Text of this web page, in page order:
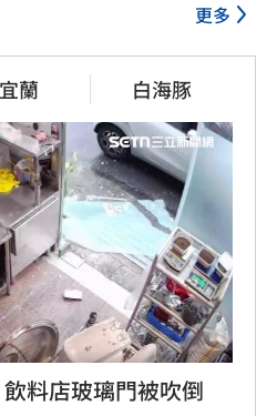
更多
宜蘭 白海豚
料店玻璃門被吹倒